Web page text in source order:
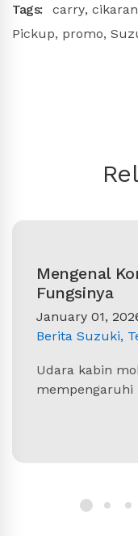
Tags: carry,
Pickup, promo,
Mengenal
Fungsinya
January 01,
Berita Suzuki,
Udara kabin
mempengaruhi